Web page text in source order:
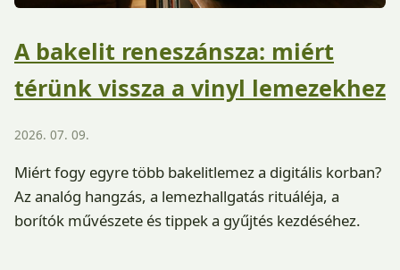
A bakelit reneszánsza: miért
térünk vissza a vinyl lemezekhez
2026. 07. 09.
Miért fogy egyre több bakelitlemez a digitális korban?
Az analóg hangzás, a lemezhallgatás rituáléja, a
borítók művészete és tippek a gyűjtés kezdéséhez.